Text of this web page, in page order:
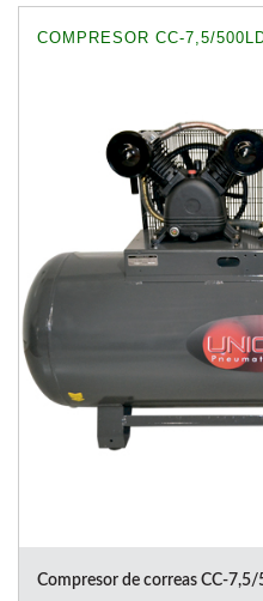
COMPRESOR CC-7,5/
Compresor de correas CC-